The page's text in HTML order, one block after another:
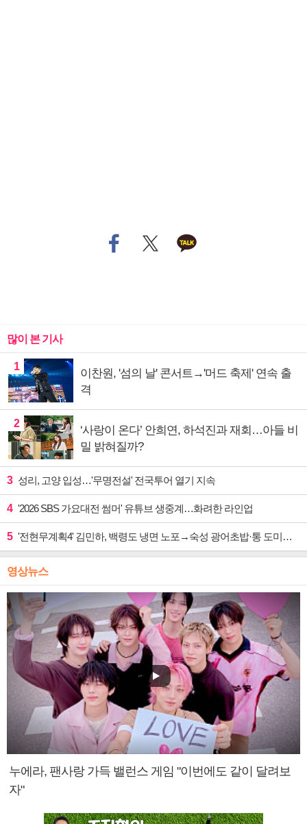
많이 본 기사
1
이찬원, '섬의 날' 콘서트→'머드 축제' 연속 출
격
2
‘사랑이 온다’ 안희연, 하석진과 재회…아들 비
밀 밝혀질까?
3 성리, 고양 입성…'무명전설' 전국투어 열기 지속
4 '2026 SBS 가요대전 썸머' 유튜브 생중계…화려한 라인업
5 '전현무계획4' 김민하, 백령도 냉면 노포→숙성 광어초밥·통 도미찜 맛집 탐방
영상뉴스
누에라, 팬사랑 가득 밸런스 게임 "이번에도 같이 달려보
자"